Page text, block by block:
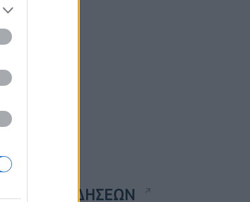
ΡΟΗ ΕΙΔΗΣΕΩΝ